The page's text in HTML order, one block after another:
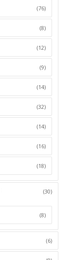
(76)
(8)
(12)
(9)
(14)
(32)
(14)
(16)
(18)
(30)
(8)
(6)